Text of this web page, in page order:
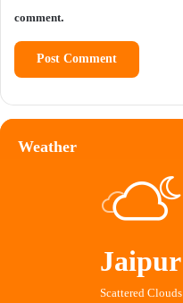
comment.
Weather
Jaipur
Scattered Clouds